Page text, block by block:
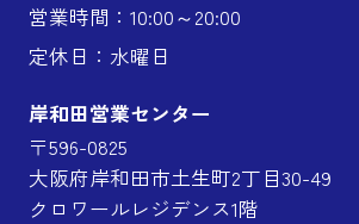
営業時間：10:00～20:00
定休日：水曜日
岸和田営業センター
〒596-0825
大阪府岸和田市土生町2丁目30-49
クロワールレジデンス1階